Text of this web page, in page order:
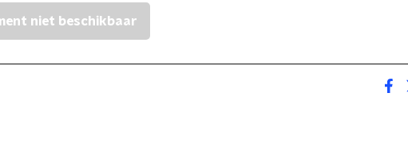
niet beschikbaar